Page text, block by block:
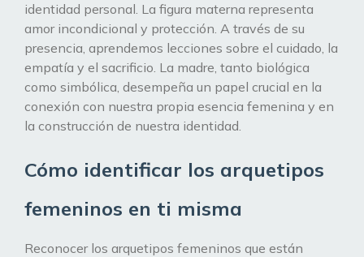
identidad personal. La figura materna representa
amor incondicional y protección. A través de su
presencia, aprendemos lecciones sobre el cuidado, la
empatía y el sacrificio. La madre, tanto biológica
como simbólica, desempeña un papel crucial en la
conexión con nuestra propia esencia femenina y en
la construcción de nuestra identidad.
Cómo identificar los arquetipos
femeninos en ti misma
Reconocer los arquetipos femeninos que están